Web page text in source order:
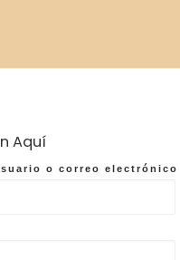
Aquí
o correo electrónico